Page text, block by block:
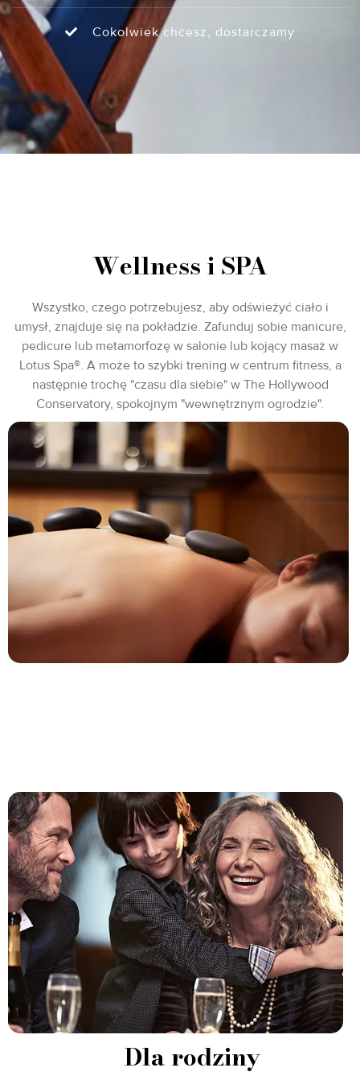
Cokolwiek chcesz, dostarczamy
Wellness i SPA
Wszystko, czego potrzebujesz, aby odświeżyć ciało i
umysł, znajduje się na pokładzie. Zafunduj sobie manicure,
pedicure lub metamorfozę w salonie lub kojący masaż w
Lotus Spa®. A może to szybki trening w centrum fitness, a
następnie trochę "czasu dla siebie" w The Hollywood
Conservatory, spokojnym "wewnętrznym ogrodzie".
Dla rodziny